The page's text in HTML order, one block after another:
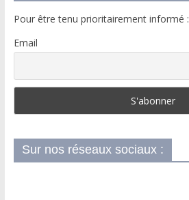
Pour être tenu prioritairement informé :
Email
Sur nos réseaux sociaux :